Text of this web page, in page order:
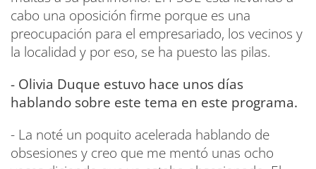
cabo una oposición firme porque es una
preocupación para el empresariado, los vecinos y
la localidad y por eso, se ha puesto las pilas.
- Olivia Duque estuvo hace unos días
hablando sobre este tema en este programa.
- La noté un poquito acelerada hablando de
obsesiones y creo que me mentó unas ocho